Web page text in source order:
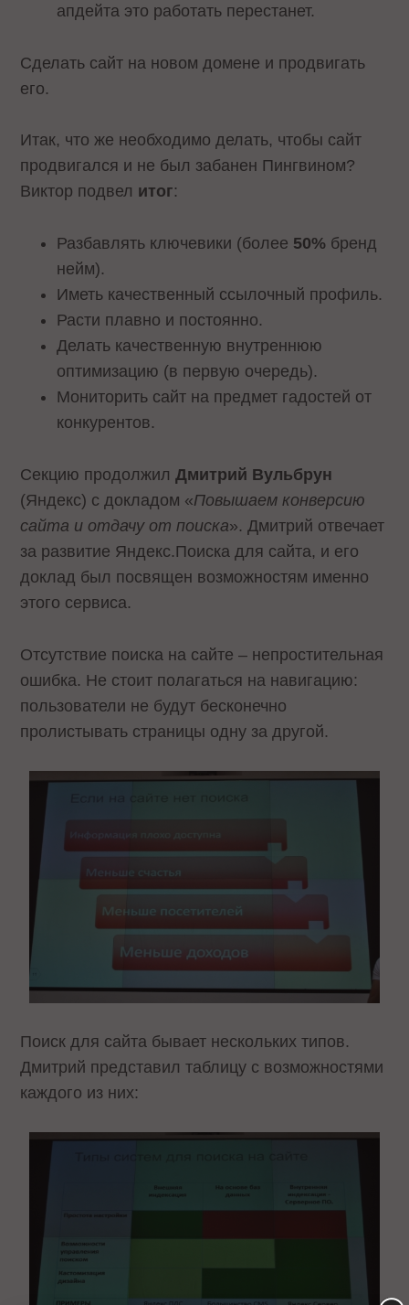
апдейта это работать перестанет.
Сделать сайт на новом домене и продвигать
его.
Итак, что же необходимо делать, чтобы сайт
продвигался и не был забанен Пингвином?
Виктор подвел итог:
Разбавлять ключевики (более 50% бренд
нейм).
Иметь качественный ссылочный профиль.
Расти плавно и постоянно.
Делать качественную внутреннюю
оптимизацию (в первую очередь).
Мониторить сайт на предмет гадостей от
конкурентов.
Секцию продолжилДмитрий Вульбрун
(Яндекс) с докладом «Повышаем конверсию
сайта и отдачу от поиска». Дмитрий отвечает
за развитие Яндекс.Поиска для сайта, и его
доклад был посвящен возможностям именно
этого сервиса.
Отсутствие поиска на сайте – непростительная
ошибка. Не стоит полагаться на навигацию:
пользователи не будут бесконечно
пролистывать страницы одну за другой.
Поиск для сайта бывает нескольких типов.
Дмитрий представил таблицу с возможностями
каждого из них: